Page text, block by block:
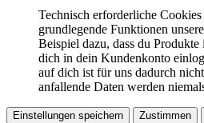
Technisch erforderliche
grundlegende Funktionen
Beispiel dazu, dass du
dich in dein Kundenkonto
auf dich ist für uns dadurch
anfallende Daten werden
Einstellungen speichern Zustimmen